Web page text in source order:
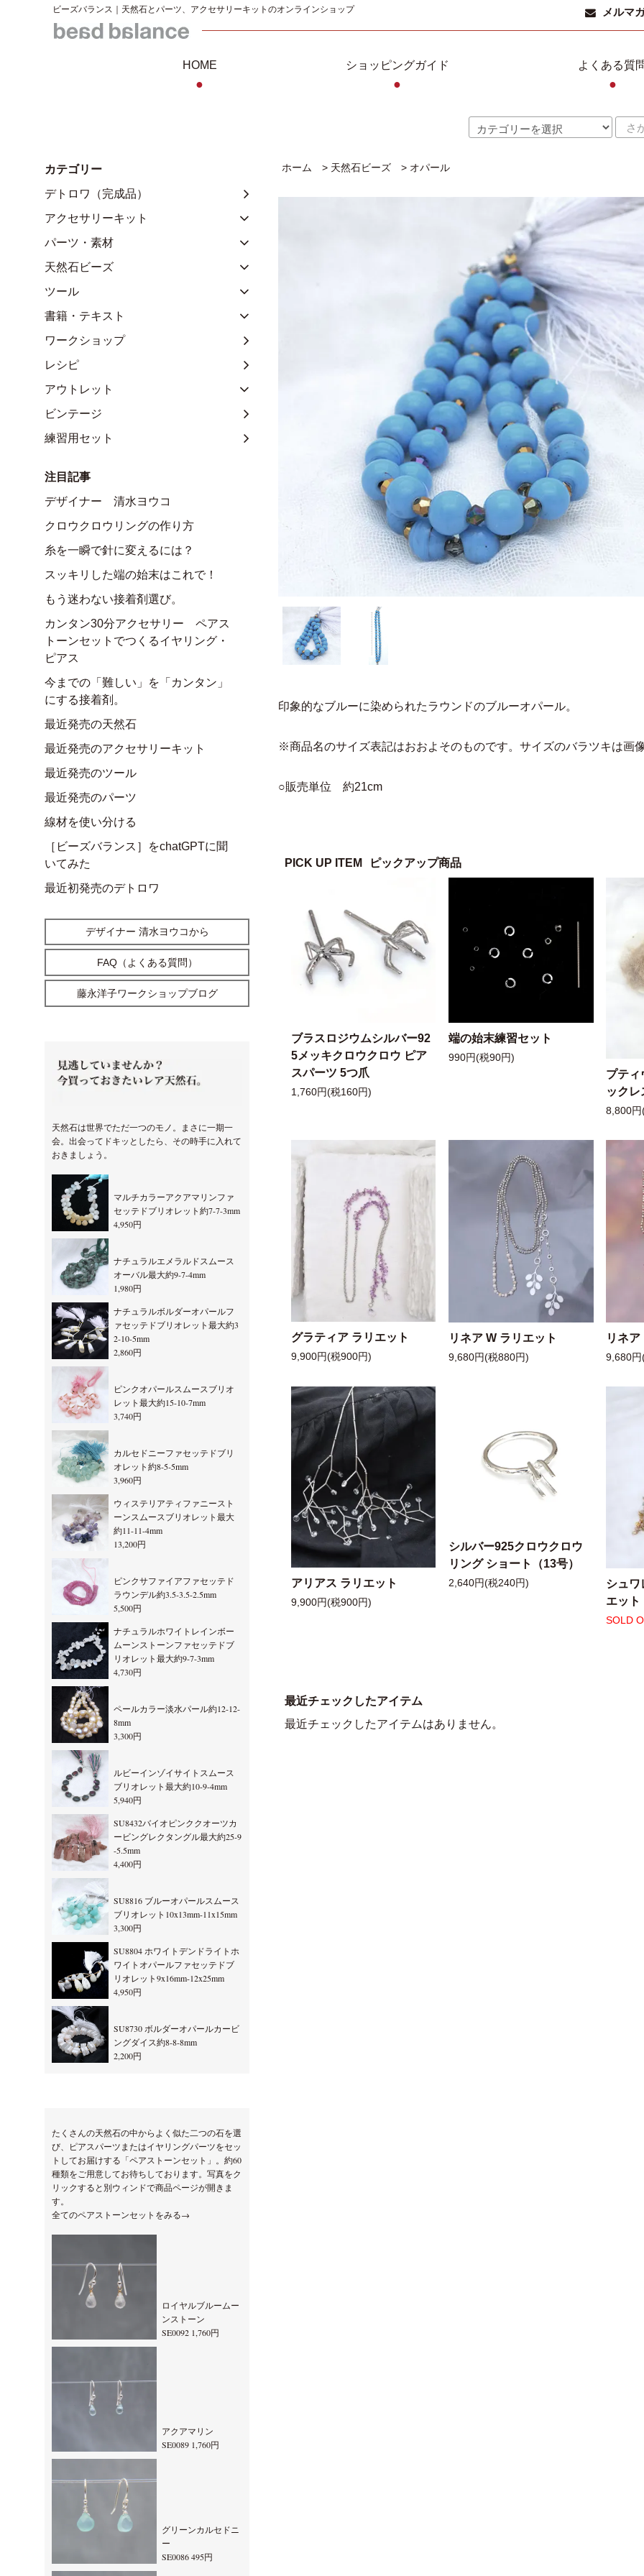
ビーズバランス｜天然石とパーツ、アクセサリーキットのオンラインショップ メルマ
HOME
●
ショッピングガイド
●
よくある質
●
ホーム > 天然石ビーズ > オパール
印象的なブルーに染められたラウンドのブルーオパール。
※商品名のサイズ表記はおおよそのものです。サイズのバラツキは画
○販売単位 約21cm
PICK UP ITEM ピックアップ商品
ブラスロジウムシルバー92
5メッキクロウクロウ ピア
スパーツ 5つ爪
1,760円(税160円)
端の始末練習セット
990円(税90円)
プティ
ックレ
8,800
グラティア ラリエット
9,900円(税900円)
リネア W ラリエット
9,680円(税880円)
リネ
9,680
アリアス ラリエット
9,900円(税900円)
シルバー925クロウクロウ
リング ショート（13号）
2,640円(税240円)
シュワ
エット
SOLD
最近チェックしたアイテム
最近チェックしたアイテムはありません。
カテゴリー
デトロワ（完成品）
アクセサリーキット
パーツ・素材
天然石ビーズ
ツール
書籍・テキスト
ワークショップ
レシピ
アウトレット
ビンテージ
練習用セット
注目記事
デザイナー 清水ヨウコ
クロウクロウリングの作り方
糸を一瞬で針に変えるには？
スッキリした端の始末はこれで！
もう迷わない接着剤選び。
カンタン30分アクセサリー ペアス
トーンセットでつくるイヤリング・
ピアス
今までの「難しい」を「カンタン」
にする接着剤。
最近発売の天然石
最近発売のアクセサリーキット
最近発売のツール
最近発売のパーツ
線材を使い分ける
［ビーズバランス］をchatGPTに聞
いてみた
最近初発売のデトロワ
デザイナー 清水ヨウコから
FAQ（よくある質問）
藤永洋子ワークショップブログ
天然石は世界でただ一つのモノ。まさに一期一
会。出会ってドキッとしたら、その時手に入れて
おきましょう。
マルチカラーアクアマリンファ
セッテドブリオレット約7-7-3mm
4,950円
ナチュラルエメラルドスムース
オーバル最大約9-7-4mm
1,980円
ナチュラルボルダーオパールフ
ァセッテドブリオレット最大約3
2-10-5mm
2,860円
ピンクオパールスムースブリオ
レット最大約15-10-7mm
3,740円
カルセドニーファセッテドブリ
オレット約8-5-5mm
3,960円
ウィステリアティファニースト
ーンスムースブリオレット最大
約11-11-4mm
13,200円
ピンクサファイアファセッテド
ラウンデル約3.5-3.5-2.5mm
5,500円
ナチュラルホワイトレインボー
ムーンストーンファセッテドブ
リオレット最大約9-7-3mm
4,730円
ペールカラー淡水パール約12-12-
8mm
3,300円
ルビーインゾイサイトスムース
ブリオレット最大約10-9-4mm
5,940円
SU8432バイオピンククオーツカ
ービングレクタングル最大約25-9
-5.5mm
4,400円
SU8816 ブルーオパールスムース
ブリオレット10x13mm-11x15mm
3,300円
SU8804 ホワイトデンドライトホ
ワイトオパールファセッテドブ
リオレット9x16mm-12x25mm
4,950円
SU8730 ボルダーオパールカービ
ングダイス約8-8-8mm
2,200円
たくさんの天然石の中からよく似た二つの石を選
び、ピアスパーツまたはイヤリングパーツをセッ
トしてお届けする「ペアストーンセット」。約60
種類をご用意してお待ちしております。写真をク
リックすると別ウィンドで商品ページが開きま
す。
全てのペアストーンセットをみる→
ロイヤルブルームー
ンストーン
SE0092 1,760円
アクアマリン
SE0089 1,760円
グリーンカルセドニ
ー
SE0086 495円